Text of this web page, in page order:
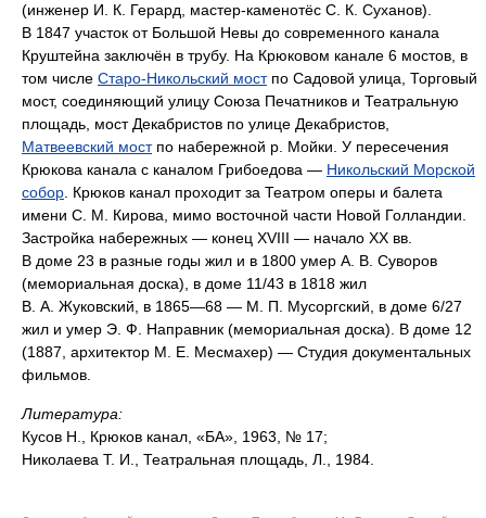
(инженер И. К. Герард, мастер-каменотёс С. К. Суханов).
В 1847 участок от Большой Невы до современного канала
Круштейна заключён в трубу. На Крюковом канале 6 мостов, в
том числе Старо-Никольский мостпо Садовой улица, Торговый
мост, соединяющий улицу Союза Печатников и Театральную
площадь, мост Декабристов по улице Декабристов,
Матвеевский мостпо набережной р. Мойки. У пересечения
Крюкова канала с каналом Грибоедова — Никольский Морской
собор . Крюков канал проходит за Театром оперы и балета
имени С. М. Кирова, мимо восточной части Новой Голландии.
Застройка набережных — конец XVIII — начало XX вв.
В доме 23 в разные годы жил и в 1800 умер А. В. Суворов
(мемориальная доска), в доме 11/43 в 1818 жил
В. А. Жуковский, в 1865—68 — М. П. Мусоргский, в доме 6/27
жил и умер Э. Ф. Направник (мемориальная доска). В доме 12
(1887, архитектор М. Е. Месмахер) — Студия документальных
фильмов.
Литература:
Кусов Н., Крюков канал, «БА», 1963, № 17;
Николаева Т. И., Театральная площадь, Л., 1984.